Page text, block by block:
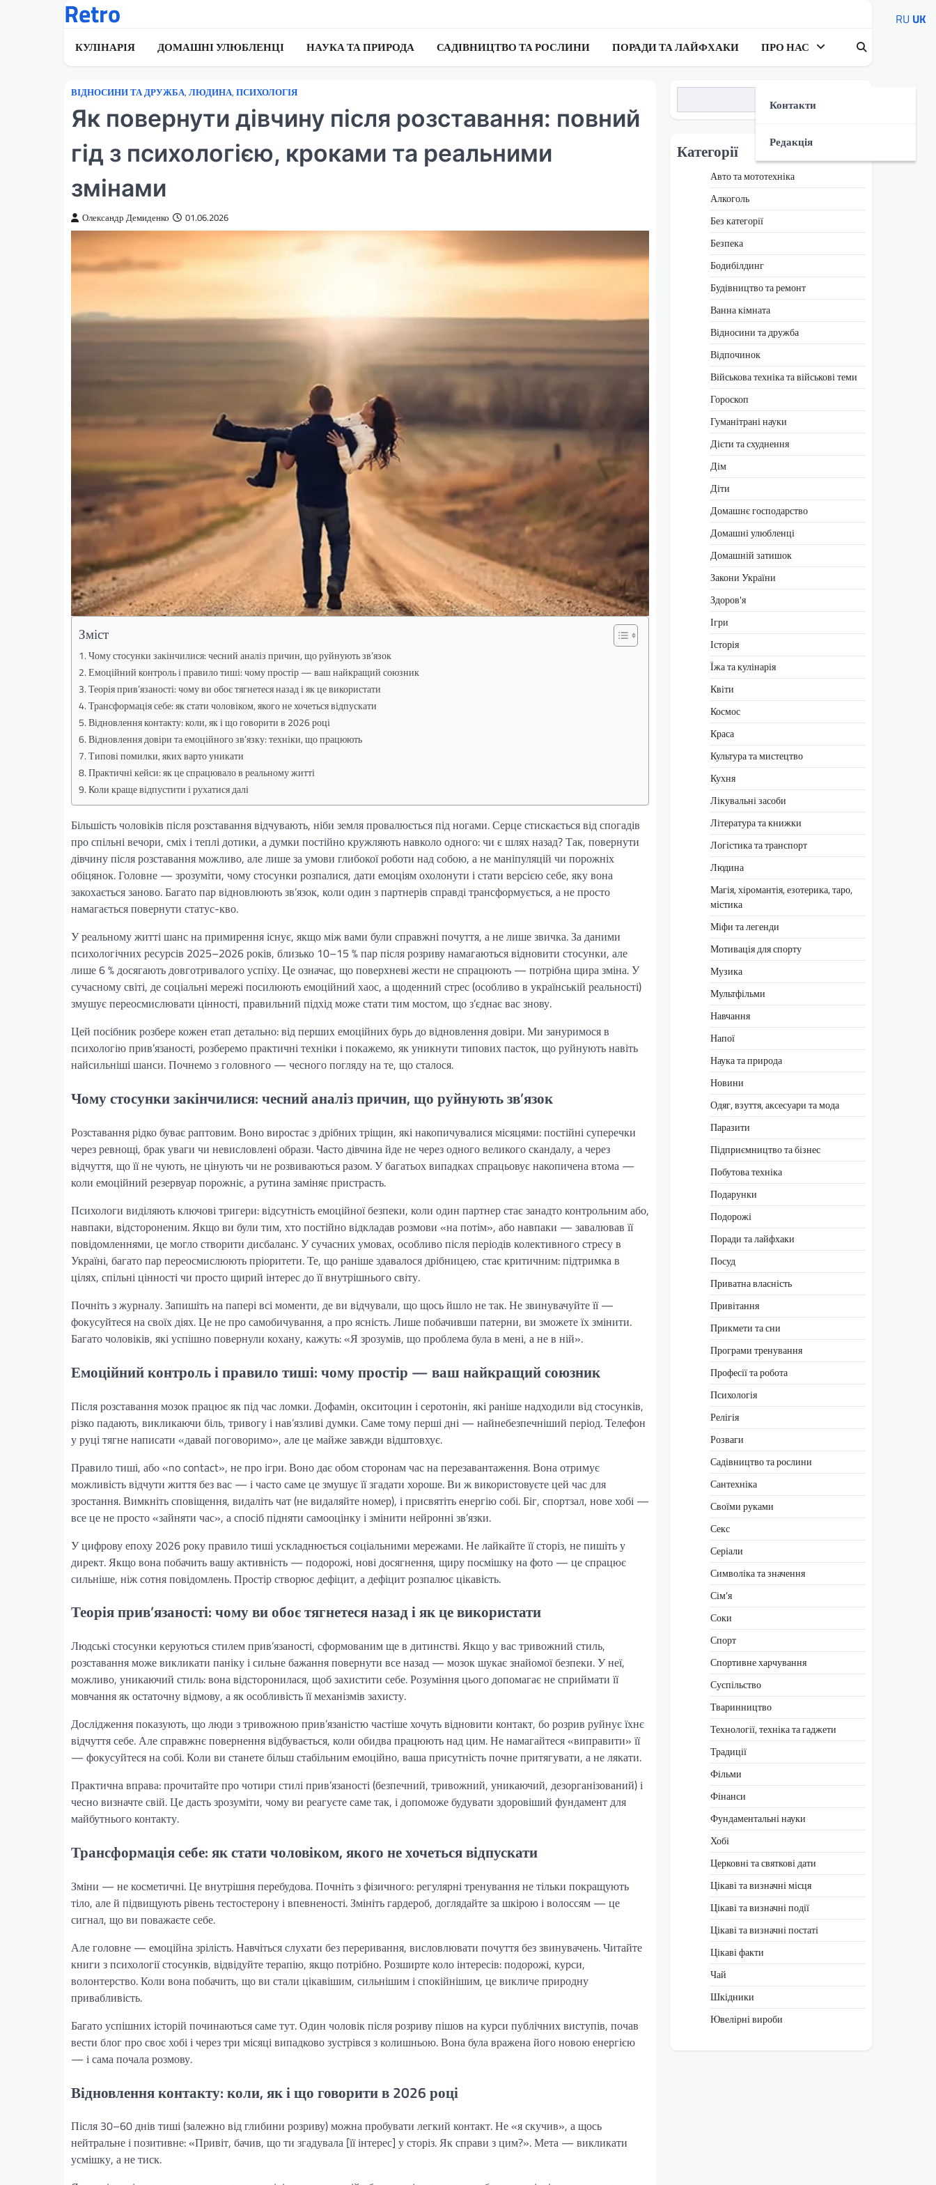
Retro
КУЛІНАРІЯ ДОМАШНІ УЛЮБЛЕНЦІ НАУКА ТА ПРИРОДА САДІВНИЦТВО ТА РОСЛИНИ ПОРАДИ ТА ЛАЙФХАКИ ПРО НАС
Контакти
Редакція
ВІДНОСИНИ ТА ДРУЖБА, ЛЮДИНА, ПСИХОЛОГІЯ
Як повернути дівчину після розставання: повний
гід з психологією, кроками та реальними
змінами
Олександр Демиденко 01.06.2026
Зміст
Чому стосунки закінчилися: чесний аналіз причин, що руйнують зв’язок
Емоційний контроль і правило тиші: чому простір — ваш найкращий союзник
Теорія прив’язаності: чому ви обоє тягнетеся назад і як це використати
Трансформація себе: як стати чоловіком, якого не хочеться відпускати
Відновлення контакту: коли, як і що говорити в 2026 році
Відновлення довіри та емоційного зв’язку: техніки, що працюють
Типові помилки, яких варто уникати
Практичні кейси: як це спрацювало в реальному житті
Коли краще відпустити і рухатися далі
Більшість чоловіків після розставання відчувають, ніби земля провалюється під ногами. Серце стискається від спогадів
про спільні вечори, сміх і теплі дотики, а думки постійно кружляють навколо одного: чи є шлях назад? Так, повернути
дівчину після розставання можливо, але лише за умови глибокої роботи над собою, а не маніпуляцій чи порожніх
обіцянок. Головне — зрозуміти, чому стосунки розпалися, дати емоціям охолонути і стати версією себе, яку вона
закохається заново. Багато пар відновлюють зв’язок, коли один з партнерів справді трансформується, а не просто
намагається повернути статус-кво.
У реальному житті шанс на примирення існує, якщо між вами були справжні почуття, а не лише звичка. За даними
психологічних ресурсів 2025–2026 років, близько 10–15 % пар після розриву намагаються відновити стосунки, але
лише 6 % досягають довготривалого успіху. Це означає, що поверхневі жести не спрацюють — потрібна щира зміна. У
сучасному світі, де соціальні мережі посилюють емоційний хаос, а щоденний стрес (особливо в українській реальності)
змушує переосмислювати цінності, правильний підхід може стати тим мостом, що з’єднає вас знову.
Цей посібник розбере кожен етап детально: від перших емоційних бурь до відновлення довіри. Ми зануримося в
психологію прив’язаності, розберемо практичні техніки і покажемо, як уникнути типових пасток, що руйнують навіть
найсильніші шанси. Почнемо з головного — чесного погляду на те, що сталося.
Чому стосунки закінчилися: чесний аналіз причин, що руйнують зв’язок
Розставання рідко буває раптовим. Воно виростає з дрібних тріщин, які накопичувалися місяцями: постійні суперечки
через ревнощі, брак уваги чи невисловлені образи. Часто дівчина йде не через одного великого скандалу, а через
відчуття, що її не чують, не цінують чи не розвиваються разом. У багатьох випадках спрацьовує накопичена втома —
коли емоційний резервуар порожніє, а рутина заміняє пристрасть.
Психологи виділяють ключові тригери: відсутність емоційної безпеки, коли один партнер стає занадто контрольним або,
навпаки, відстороненим. Якщо ви були тим, хто постійно відкладав розмови «на потім», або навпаки — завалював її
повідомленнями, це могло створити дисбаланс. У сучасних умовах, особливо після періодів колективного стресу в
Україні, багато пар переосмислюють пріоритети. Те, що раніше здавалося дрібницею, стає критичним: підтримка в
цілях, спільні цінності чи просто щирий інтерес до її внутрішнього світу.
Почніть з журналу. Запишіть на папері всі моменти, де ви відчували, що щось йшло не так. Не звинувачуйте її —
фокусуйтеся на своїх діях. Це не про самобичування, а про ясність. Лише побачивши патерни, ви зможете їх змінити.
Багато чоловіків, які успішно повернули кохану, кажуть: «Я зрозумів, що проблема була в мені, а не в ній».
Емоційний контроль і правило тиші: чому простір — ваш найкращий союзник
Після розставання мозок працює як під час ломки. Дофамін, окситоцин і серотонін, які раніше надходили від стосунків,
різко падають, викликаючи біль, тривогу і нав’язливі думки. Саме тому перші дні — найнебезпечніший період. Телефон
у руці тягне написати «давай поговоримо», але це майже завжди відштовхує.
Правило тиші, або «no contact», не про ігри. Воно дає обом сторонам час на перезавантаження. Вона отримує
можливість відчути життя без вас — і часто саме це змушує її згадати хороше. Ви ж використовуєте цей час для
зростання. Вимкніть сповіщення, видаліть чат (не видаляйте номер), і присвятіть енергію собі. Біг, спортзал, нове хобі —
все це не просто «зайняти час», а спосіб підняти самооцінку і змінити нейронні зв’язки.
У цифрову епоху 2026 року правило тиші ускладнюється соціальними мережами. Не лайкайте її сторіз, не пишіть у
директ. Якщо вона побачить вашу активність — подорожі, нові досягнення, щиру посмішку на фото — це спрацює
сильніше, ніж сотня повідомлень. Простір створює дефіцит, а дефіцит розпалює цікавість.
Теорія прив’язаності: чому ви обоє тягнетеся назад і як це використати
Людські стосунки керуються стилем прив’язаності, сформованим ще в дитинстві. Якщо у вас тривожний стиль,
розставання може викликати паніку і сильне бажання повернути все назад — мозок шукає знайомої безпеки. У неї,
можливо, уникаючий стиль: вона відсторонилася, щоб захистити себе. Розуміння цього допомагає не сприймати її
мовчання як остаточну відмову, а як особливість її механізмів захисту.
Дослідження показують, що люди з тривожною прив’язаністю частіше хочуть відновити контакт, бо розрив руйнує їхнє
відчуття себе. Але справжнє повернення відбувається, коли обидва працюють над цим. Не намагайтеся «виправити» її
— фокусуйтеся на собі. Коли ви станете більш стабільним емоційно, ваша присутність почне притягувати, а не лякати.
Практична вправа: прочитайте про чотири стилі прив’язаності (безпечний, тривожний, уникаючий, дезорганізований) і
чесно визначте свій. Це дасть зрозуміти, чому ви реагуєте саме так, і допоможе будувати здоровіший фундамент для
майбутнього контакту.
Трансформація себе: як стати чоловіком, якого не хочеться відпускати
Зміни — не косметичні. Це внутрішня перебудова. Почніть з фізичного: регулярні тренування не тільки покращують
тіло, але й підвищують рівень тестостерону і впевненості. Змініть гардероб, доглядайте за шкірою і волоссям — це
сигнал, що ви поважаєте себе.
Але головне — емоційна зрілість. Навчіться слухати без переривання, висловлювати почуття без звинувачень. Читайте
книги з психології стосунків, відвідуйте терапію, якщо потрібно. Розширте коло інтересів: подорожі, курси,
волонтерство. Коли вона побачить, що ви стали цікавішим, сильнішим і спокійнішим, це викличе природну
привабливість.
Багато успішних історій починаються саме тут. Один чоловік після розриву пішов на курси публічних виступів, почав
вести блог про своє хобі і через три місяці випадково зустрівся з колишньою. Вона була вражена його новою енергією
— і сама почала розмову.
Відновлення контакту: коли, як і що говорити в 2026 році
Після 30–60 днів тиші (залежно від глибини розриву) можна пробувати легкий контакт. Не «я скучив», а щось
нейтральне і позитивне: «Привіт, бачив, що ти згадувала [її інтерес] у сторіз. Як справи з цим?». Мета — викликати
усмішку, а не тиск.
Категорії
Авто та мототехніка
Алкоголь
Без категорії
Безпека
Бодибілдинг
Будівництво та ремонт
Ванна кімната
Відносини та дружба
Відпочинок
Військова техніка та військові теми
Гороскоп
Гуманітрані науки
Дієти та схуднення
Дім
Діти
Домашнє господарство
Домашні улюбленці
Домашній затишок
Закони України
Здоров'я
Ігри
Історія
Їжа та кулінарія
Квіти
Космос
Краса
Культура та мистецтво
Кухня
Лікувальні засоби
Література та книжки
Логістика та транспорт
Людина
Магія, хіромантія, езотерика, таро,
містика
Міфи та легенди
Мотивація для спорту
Музика
Мультфільми
Навчання
Напої
Наука та природа
Новини
Одяг, взуття, аксесуари та мода
Паразити
Підприємництво та бізнес
Побутова техніка
Подарунки
Подорожі
Поради та лайфхаки
Посуд
Приватна власність
Привітання
Прикмети та сни
Програми тренування
Професії та робота
Психологія
Релігія
Розваги
Садівництво та рослини
Сантехніка
Своїми руками
Секс
Серіали
Символіка та значення
Сім’я
Соки
Спорт
Спортивне харчування
Суспільство
Тваринництво
Технології, техніка та гаджети
Традиції
Фільми
Фінанси
Фундаментальні науки
Хобі
Церковні та святкові дати
Цікаві та визначні місця
Цікаві та визначні події
Цікаві та визначні постаті
Цікаві факти
Чай
Шкідники
Ювелірні вироби
RU UK